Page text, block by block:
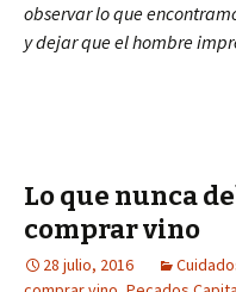
observar lo que
y dejar que el hombre
Lo que nunca
comprar vino
28 julio, 2016